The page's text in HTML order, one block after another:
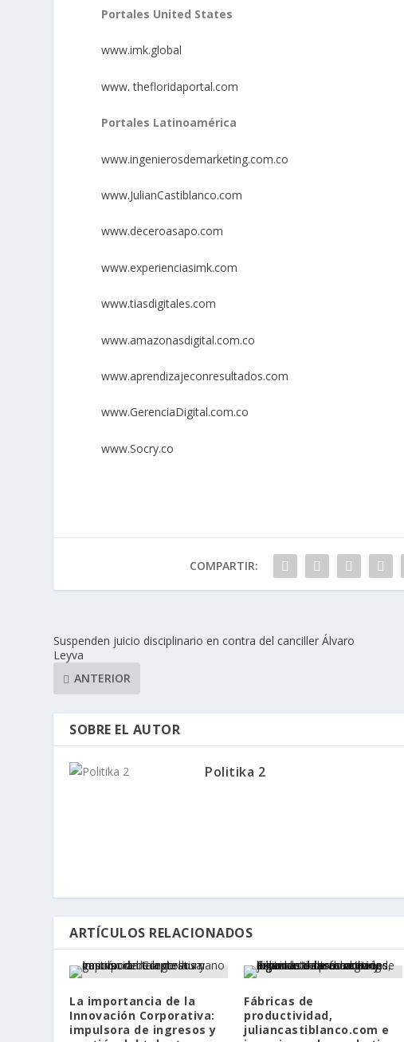
Portales United States
www.imk.global
www. thefloridaportal.com
Portales Latinoamérica
www.ingenierosdemarketing.com.co
www.JulianCastiblanco.com
www.deceroasapo.com
www.experienciasimk.com
www.tiasdigitales.com
www.amazonasdigital.com.co
www.aprendizajeconresultados.com
www.GerenciaDigital.com.co
www.Socry.co
COMPARTIR:
Suspenden juicio disciplinario en contra del canciller Álvaro
Leyva
ANTERIOR
SOBRE EL AUTOR
Politika 2
ARTÍCULOS RELACIONADOS
La importancia de la
Innovación Corporativa:
impulsora de ingresos y
Fábricas de
productividad,
juliancastiblanco.com e